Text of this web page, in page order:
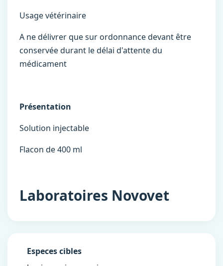
Usage vétérinaire
A ne délivrer que sur ordonnance devant être
conservée durant le délai d'attente du
médicament
Présentation
Solution injectable
Flacon de 400 ml
Laboratoires Novovet
Especes cibles